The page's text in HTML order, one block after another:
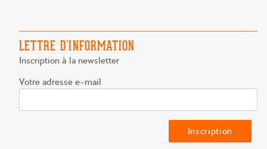
LETTRE D’INFORMATION
Inscription à la newsletter
Votre adresse e-mail